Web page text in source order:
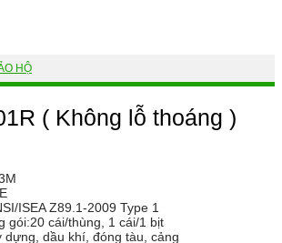
HỘ
( Không lỗ thoáng )
ISEA Z89.1-2009 Type 1
gói:20 cái/thùng, 1 cái/1 bịt
dựng, dầu khí, đóng tàu, cảng